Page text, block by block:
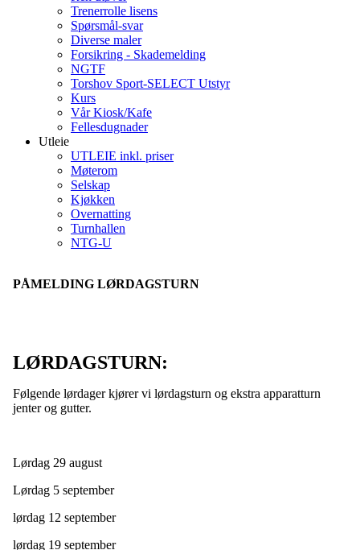
Trenerrolle lisens
Spørsmål-svar
Diverse maler
Forsikring - Skademelding
NGTF
Torshov Sport-SELECT Utstyr
Kurs
Vår Kiosk/Kafe
Fellesdugnader
Utleie
UTLEIE inkl. priser
Møterom
Selskap
Kjøkken
Overnatting
Turnhallen
NTG-U
PÅMELDING LØRDAGSTURN
LØRDAGSTURN:
Følgende lørdager kjører vi lørdagsturn og ekstra apparatturn
jenter og gutter.
Lørdag 29 august
Lørdag 5 september
lørdag 12 september
lørdag 19 september